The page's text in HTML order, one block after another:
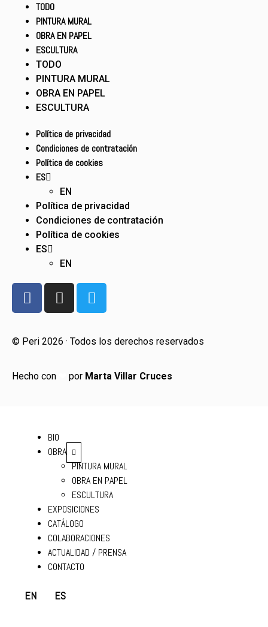
TODO
PINTURA MURAL
OBRA EN PAPEL
ESCULTURA
TODO
PINTURA MURAL
OBRA EN PAPEL
ESCULTURA
Política de privacidad
Condiciones de contratación
Política de cookies
ES
EN
Política de privacidad
Condiciones de contratación
Política de cookies
ES
EN
© Peri 2026 · Todos los derechos reservados
Hecho con por Marta Villar Cruces
BIO
OBRA
PINTURA MURAL
OBRA EN PAPEL
ESCULTURA
EXPOSICIONES
CATÁLOGO
COLABORACIONES
ACTUALIDAD / PRENSA
CONTACTO
EN ES